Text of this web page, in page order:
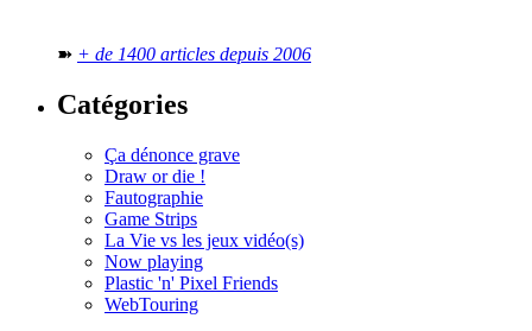
➽ + de 1400 articles depuis 2006
Catégories
Ça dénonce grave
Draw or die !
Fautographie
Game Strips
La Vie vs les jeux vidéo(s)
Now playing
Plastic 'n' Pixel Friends
WebTouring